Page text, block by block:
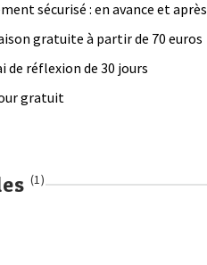
sécurisé : en avance et après
gratuite à partir de 70 euros
de réflexion de 30 jours
gratuit
(1)